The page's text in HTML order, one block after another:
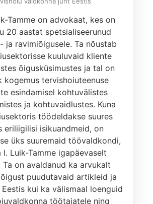
Tamme on advokaat, kes on
20 aastat spetsialiseerunud
ja ravimiõigusele. Ta nõustab
kuuluvaid kliente
õigusküsimustes ja tal on
kogemus tervishoiuteenuse
esindamisel kohtuvälistes
ja kohtuvaidlustes. Kuna
töödeldakse suures
eriliigilisi isikuandmeid, on
üks suuremaid töövaldkondi,
I. Luik-Tamme igapäevaselt
Ta on avaldanud ka arvukalt
puudutavaid artikleid ja
kui ka välismaal loenguid
töötajatele ning